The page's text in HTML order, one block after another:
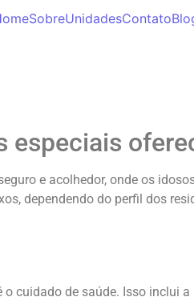
SobreUnidadesContato
especiais
e acolhedor, onde os
dependendo do perfil dos
cuidado de saúde. Isso